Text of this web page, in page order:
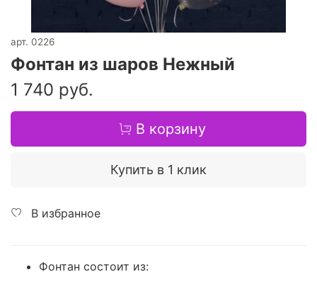
арт. 0226
Фонтан из шаров Нежный
1 740 руб.
В корзину
Купить в 1 клик
В избранное
Фонтан состоит из: